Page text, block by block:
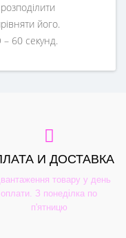
його.
– 60 секунд.
И ДОСТАВКА
товару у день
оплати. З понеділка по
п'ятницю